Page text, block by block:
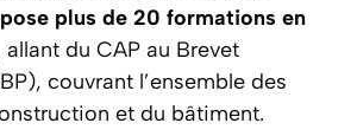
plus de 20 formations en
allant du CAP au Brevet
couvrant l’ensemble des
et du bâtiment.